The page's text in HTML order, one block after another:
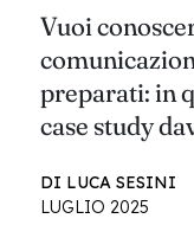
Vuoi
preparati: in
case study
DI LUCA SESINI
LUGLIO 2025